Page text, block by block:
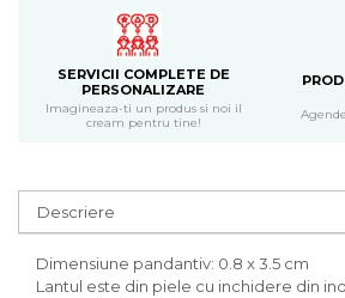
Ateliere - planse cu nisip colorat
SERVICII COMPLETE DE
PERSONALIZARE
Imagineaza-ti un produs si noi il
cream pentru tine!
Descriere
Dimensiune pandantiv: 0.8 x 3.5 cm
Lantul este din piele cu inchidere din